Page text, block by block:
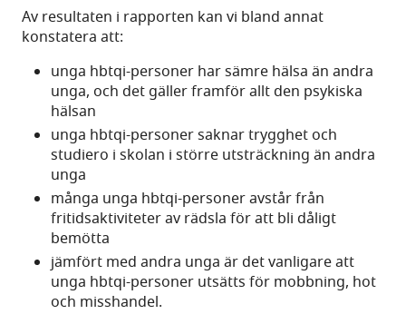
Av resultaten i rapporten kan vi bland annat
konstatera att:
unga hbtqi-personer har sämre hälsa än andra
unga, och det gäller framför allt den psykiska
hälsan
unga hbtqi-personer saknar trygghet och
studiero i skolan i större utsträckning än andra
unga
många unga hbtqi-personer avstår från
fritidsaktiviteter av rädsla för att bli dåligt
bemötta
jämfört med andra unga är det vanligare att
unga hbtqi-personer utsätts för mobbning, hot
och misshandel.